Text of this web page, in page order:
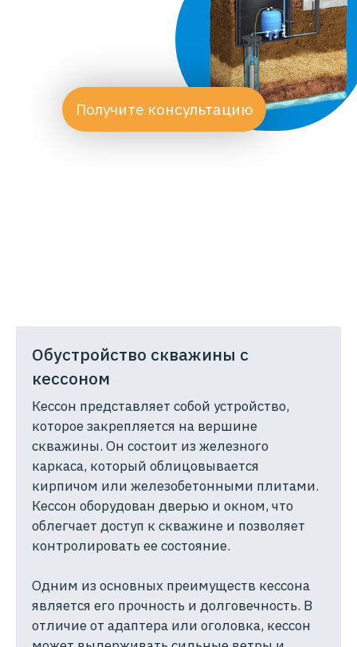
Получите консультацию
Обустройство скважины с
кессоном
Кессон представляет собой устройство,
которое закрепляется на вершине
скважины. Он состоит из железного
каркаса, который облицовывается
кирпичом или железобетонными плитами.
Кессон оборудован дверью и окном, что
облегчает доступ к скважине и позволяет
контролировать ее состояние.
Одним из основных преимуществ кессона
является его прочность и долговечность. В
отличие от адаптера или оголовка, кессон